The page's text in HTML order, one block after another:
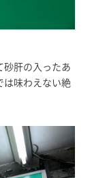
砂肝の入ったあ
は味わえない絶